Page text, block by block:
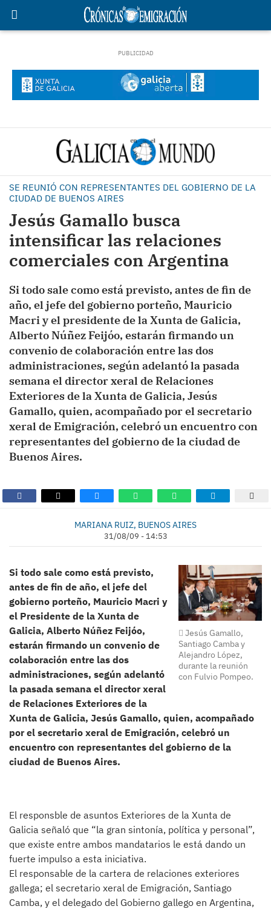
SE REUNIÓ CON REPRESENTANTES DEL GOBIERNO DE LA
CIUDAD DE BUENOS AIRES
Jesús Gamallo busca
intensificar las relaciones
comerciales con Argentina
Si todo sale como está previsto, antes de fin de
año, el jefe del gobierno porteño, Mauricio
Macri y el presidente de la Xunta de Galicia,
Alberto Núñez Feijóo, estarán firmando un
convenio de colaboración entre las dos
administraciones, según adelantó la pasada
semana el director xeral de Relaciones
Exteriores de la Xunta de Galicia, Jesús
Gamallo, quien, acompañado por el secretario
xeral de Emigración, celebró un encuentro con
representantes del gobierno de la ciudad de
Buenos Aires.
MARIANA RUIZ, BUENOS AIRES
31/08/09 - 14:53
Jesús Gamallo,
Santiago Camba y
Alejandro López,
durante la reunión
con Fulvio Pompeo.
Si todo sale como está previsto,
antes de fin de año, el jefe del
gobierno porteño, Mauricio Macri y
el Presidente de la Xunta de
Galicia, Alberto Núñez Feijóo,
estarán firmando un convenio de
colaboración entre las dos
administraciones, según adelantó
la pasada semana el director xeral
de Relaciones Exteriores de la
Xunta de Galicia, Jesús Gamallo, quien, acompañado
por el secretario xeral de Emigración, celebró un
encuentro con representantes del gobierno de la
ciudad de Buenos Aires.
El responsble de asuntos Exteriores de la Xunta de
Galicia señaló que “la gran sintonía, política y personal”,
que existe entre ambos mandatarios le está dando un
fuerte impulso a esta iniciativa.
El responsable de la cartera de relaciones exteriores
gallega; el secretario xeral de Emigración, Santiago
Camba, y el delegado del Gobierno gallego en Argentina,